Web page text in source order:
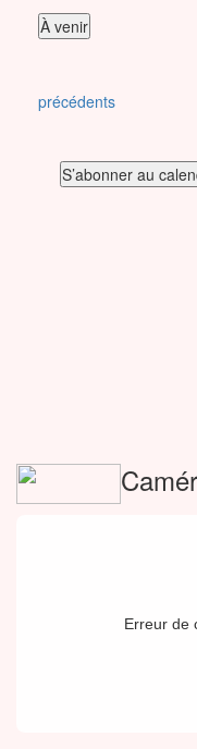
À venir
date.
Évènements
précédents
S’abonner au
Erreur de